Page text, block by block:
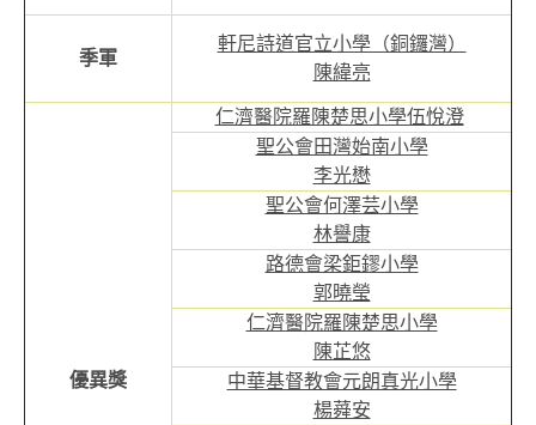
季軍
軒尼詩道官立小學（銅鑼灣）
陳緯亮
優異獎
仁濟醫院羅陳楚思小學伍悅澄
聖公會田灣始南小學
李光懋
聖公會何澤芸小學
林譽康
路德會梁鉅鏐小學
郭曉瑩
仁濟醫院羅陳楚思小學
陳芷悠
中華基督教會元朗真光小學
楊蕣安